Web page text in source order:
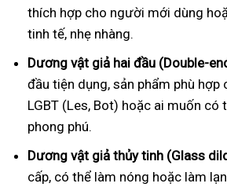
thích hợp cho người mới dùng
tinh tế, nhẹ nhàng.
Dương vật giả hai đầu (Double-
đầu tiện dụng, sản phẩm phù hợp
LGBT (Les, Bot) hoặc ai muốn có
phong phú.
Dương vật giả thủy tinh (Glass
cấp, có thể làm nóng hoặc làm